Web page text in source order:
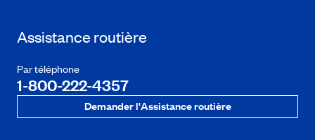
Assistance routière
Par téléphone
1-800-222-4357
Demander l'Assistance routière